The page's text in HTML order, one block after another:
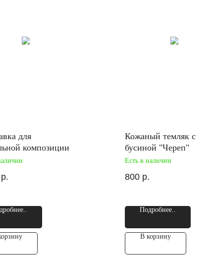
для
композиции
р.
Кожаный темляк с
бусиной "Череп"
Есть в наличии
800 р.
Подробнее..
В корзину